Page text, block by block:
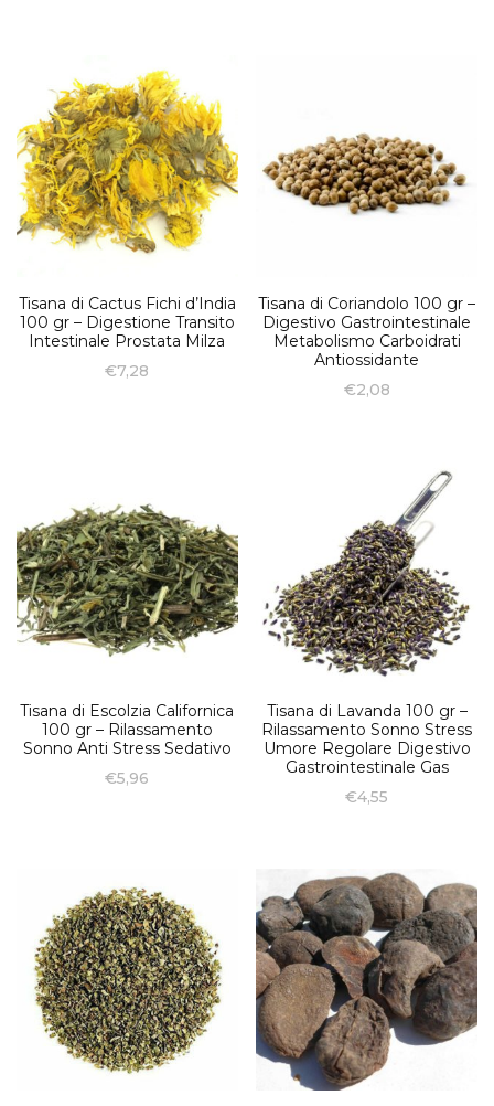
Tisana di Cactus Fichi d’India
100 gr – Digestione Transito
Intestinale Prostata Milza
€7,28
Tisana di Coriandolo 100 gr –
Digestivo Gastrointestinale
Metabolismo Carboidrati
Antiossidante
€2,08
Tisana di Escolzia Californica
100 gr – Rilassamento
Sonno Anti Stress Sedativo
€5,96
Tisana di Lavanda 100 gr –
Rilassamento Sonno Stress
Umore Regolare Digestivo
Gastrointestinale Gas
€4,55